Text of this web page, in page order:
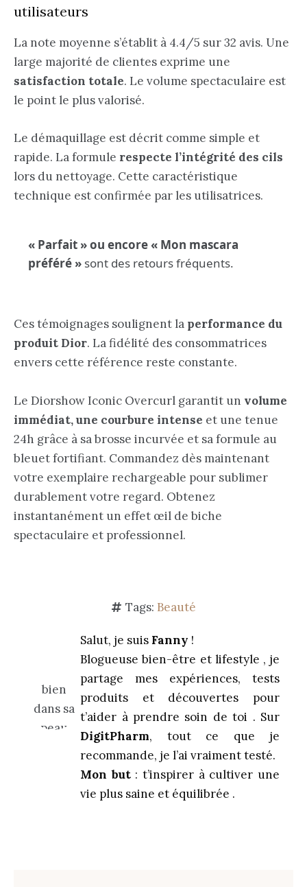
utilisateurs
La note moyenne s’établit à 4.4/5 sur 32 avis. Une
large majorité de clientes exprime une
satisfaction totale. Le volume spectaculaire est
le point le plus valorisé.
Le démaquillage est décrit comme simple et
rapide. La formule respecte l’intégrité des cils
lors du nettoyage. Cette caractéristique
technique est confirmée par les utilisatrices.
« Parfait » ou encore « Mon mascara
préféré » sont des retours fréquents.
Ces témoignages soulignent la performance du
produit Dior. La fidélité des consommatrices
envers cette référence reste constante.
Le Diorshow Iconic Overcurl garantit un volume
immédiat, une courbure intense et une tenue
24h grâce à sa brosse incurvée et sa formule au
bleuet fortifiant. Commandez dès maintenant
votre exemplaire rechargeable pour sublimer
durablement votre regard. Obtenez
instantanément un effet œil de biche
spectaculaire et professionnel.
Tags: Beauté
Salut, je suis Fanny !
Blogueuse bien-être et lifestyle , je
partage mes expériences, tests
produits et découvertes pour
t’aider à prendre soin de toi . Sur
DigitPharm, tout ce que je
recommande, je l’ai vraiment testé.
Mon but: t’inspirer à cultiver une
vie plus saine et équilibrée .